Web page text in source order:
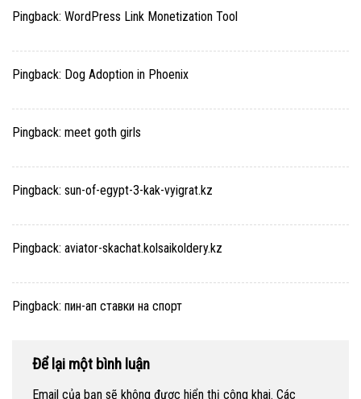
Pingback: WordPress Link Monetization Tool
Pingback: Dog Adoption in Phoenix
Pingback: meet goth girls
Pingback: sun-of-egypt-3-kak-vyigrat.kz
Pingback: aviator-skachat.kolsaikoldery.kz
Pingback: пин-ап ставки на спорт
Để lại một bình luận
Email của bạn sẽ không được hiển thị công khai. Các